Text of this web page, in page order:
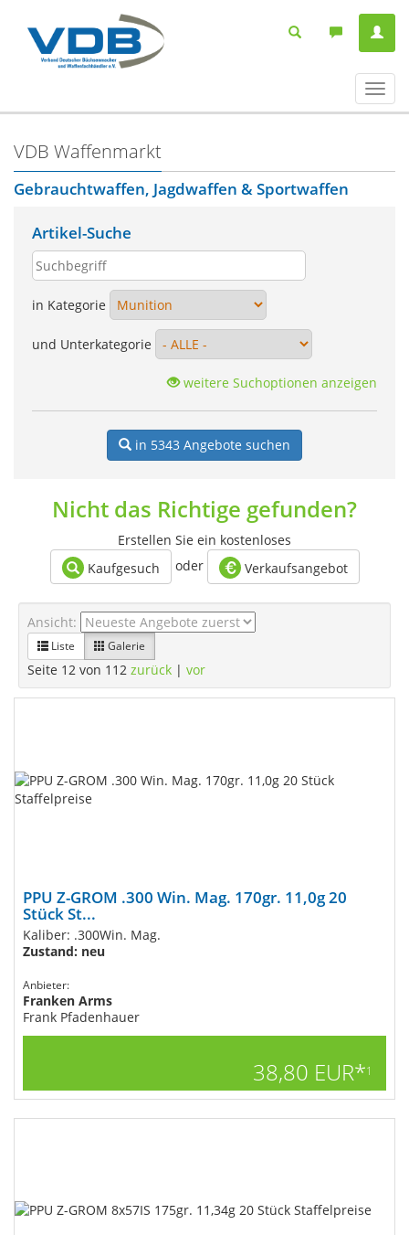
ein-/
VDB Waffenmarkt
Gebrauchtwaffen, Jagdwaffen & Sportwaffen
Artikel-Suche
in Kategorie
und Unterkategorie
weitere Suchoptionen anzeigen
in 5343 Angebote suchen
Nicht das Richtige gefunden?
Erstellen Sie ein kostenloses
Kaufgesuch
oder Verkaufsangebot
Ansicht:
Liste Galerie
Seite 12 von 112 zurück | vor
PPU Z-GROM .300 Win. Mag. 170gr. 11,0g 20
Stück St...
Kaliber: .300Win. Mag.
Zustand: neu
Anbieter:
Franken Arms
Frank Pfadenhauer
38,80 EUR*1